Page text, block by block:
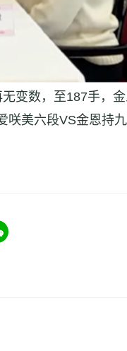
变数，至187手，
美六段VS金恩持